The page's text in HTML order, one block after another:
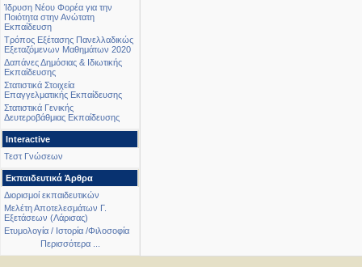
Ίδρυση Νέου Φορέα για την
Ποιότητα στην Ανώτατη
Εκπαίδευση
Τρόπος Εξέτασης Πανελλαδικώς
Εξεταζόμενων Μαθημάτων 2020
Δαπάνες Δημόσιας & Ιδιωτικής
Εκπαίδευσης
Στατιστικά Στοιχεία
Επαγγελματικής Εκπαίδευσης
Στατιστικά Γενικής
Δευτεροβάθμιας Εκπαίδευσης
Interactive
Τεστ Γνώσεων
Εκπαιδευτικά Άρθρα
Διορισμοί εκπαιδευτικών
Μελέτη Αποτελεσμάτων Γ.
Εξετάσεων (Λάρισας)
Ετυμολογία / Ιστορία /Φιλοσοφία
Περισσότερα ...